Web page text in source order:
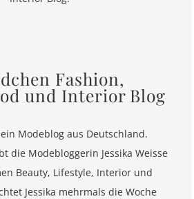
Fashion,
und Interior Blog
Modeblog aus Deutschland.
die Modebloggerin Jessika Weisse
Beauty, Lifestyle, Interior und
Jessika mehrmals die Woche